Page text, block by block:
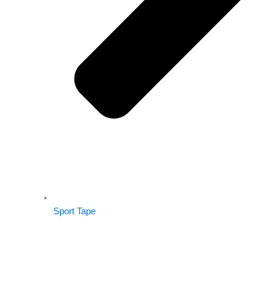
Sport Tape